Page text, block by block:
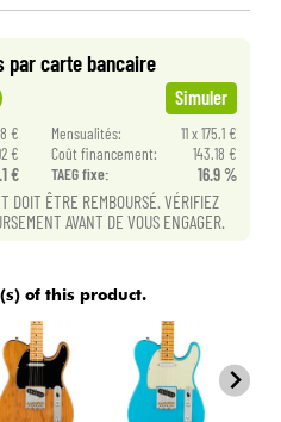
par carte bancaire
Simuler
€ Mensualités:
11 x 175.1 €
€ Coût financement:
143.18 €
€ TAEG fixe: 16.9 %
DOIT ÊTRE REMBOURSÉ. VÉRIFIEZ
AVANT DE VOUS ENGAGER.
of this product.